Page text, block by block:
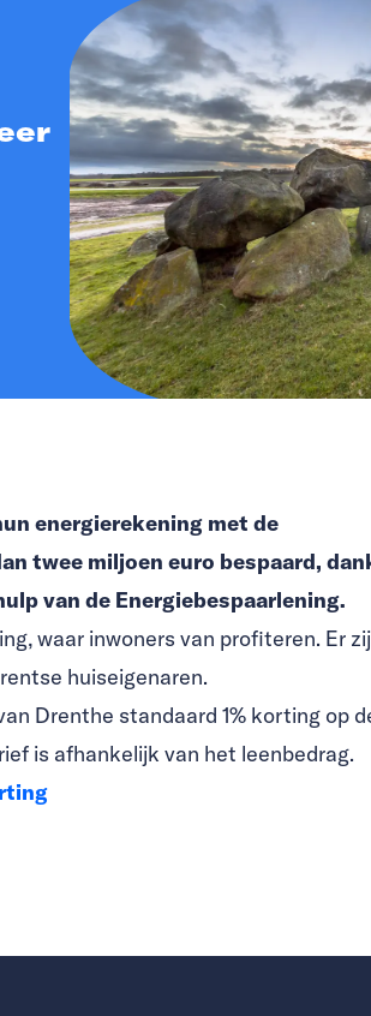
energierekening met de
twee miljoen euro bespaard,
van de Energiebespaarlening.
waar inwoners van profiteren. Er
huiseigenaren.
Drenthe standaard 1% korting op
is afhankelijk van het leenbedrag.